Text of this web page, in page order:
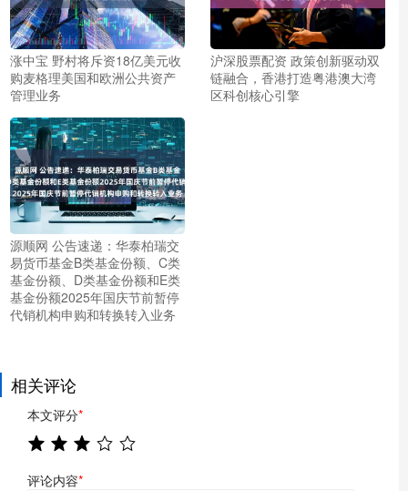
涨中宝 野村将斥资18亿美元收
购麦格理美国和欧洲公共资产
管理业务
沪深股票配资 政策创新驱动双
链融合，香港打造粤港澳大湾
区科创核心引擎
源顺网 公告速递：华泰柏瑞交
易货币基金B类基金份额、C类
基金份额、D类基金份额和E类
基金份额2025年国庆节前暂停
代销机构申购和转换转入业务
相关评论
本文评分*
评论内容*